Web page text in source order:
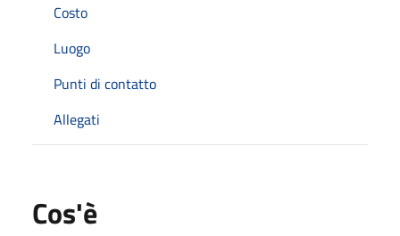
Costo
Luogo
Punti di contatto
Allegati
Cos'è